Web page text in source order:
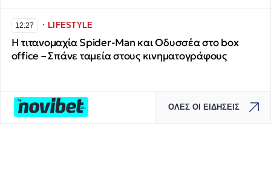
12:27 ∙LIFESTYLE
Η τιτανομαχία Spider-Man και Οδυσσέα στο box
office – Σπάνε ταμεία στους κινηματογράφους
ΟΛΕΣ ΟΙ ΕΙΔΗΣΕΙΣ